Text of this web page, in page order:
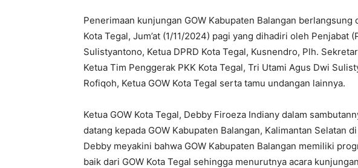
Penerimaan kunjungan GOW Kabupaten Balangan berlangsung
Kota Tegal, Jum’at (1/11/2024) pagi yang dihadiri oleh Penjabat
Sulistyantono, Ketua DPRD Kota Tegal, Kusnendro, Plh.
Ketua Tim Penggerak PKK Kota Tegal, Tri Utami Agus Dwi
Rofiqoh, Ketua GOW Kota Tegal serta tamu undangan lainnya.
Ketua GOW Kota Tegal, Debby Firoeza Indiany dalam
datang kepada GOW Kabupaten Balangan, Kalimantan Selatan
Debby meyakini bahwa GOW Kabupaten Balangan memiliki
baik dari GOW Kota Tegal sehingga menurutnya acara